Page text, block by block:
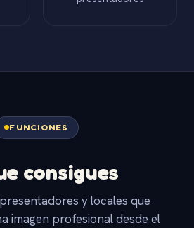
FUNCIONES
consigues
y locales que
imagen profesional desde el